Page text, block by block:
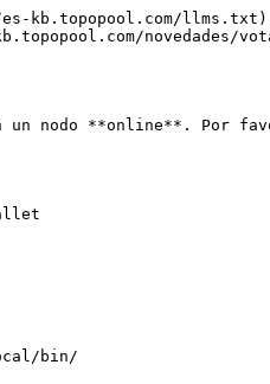
llms.txt).
novedades/
nodo **online**. Por
bin/